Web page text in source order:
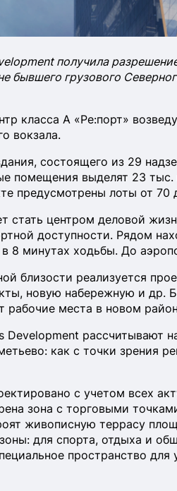
получила
бывшего грузового
класса А «Ре:порт»
вокзала.
состоящего из 29
помещения выделят 23 тыс.
предусмотрены лоты от 70
стать центром деловой
доступности. Рядом
8 минутах ходьбы. До
близости реализуется
новую набережную и др.
рабочие места в новом
Development рассчитывают
как с точки зрения
с учетом всех
зона с торговыми
живописную террасу
для спорта, отдыха и
пространство